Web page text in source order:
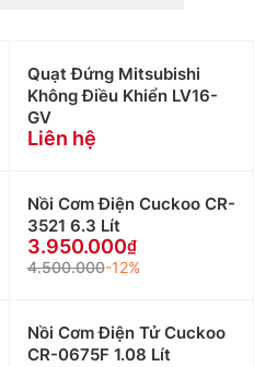
hoặc chuyển khoản
hỗ trợ kỹ thuật, hướng
hàng vui lòng liên hệ:
Xây dựng công trình lớn
tư vấn về kỹ thuật cũng
– 0983616996
Bình xin vui lòng liên
Phúc xin vui lòng liên
Giang xin vui lòng liên
Quạt Đứng Mitsubishi
Không Điều Khiển LV16-
GV
Liên hệ
Nồi Cơm Điện Cuckoo CR-
3521 6.3 Lít
3.950.000
4.500.000-12%
Nồi Cơm Điện Tử Cuckoo
CR-0675F 1.08 Lít